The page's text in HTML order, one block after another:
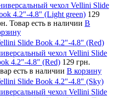
чехол Vellini Slide
4.2"-4.8" (Light green) 129
Товар есть в наличии В
Slide Book 4.2"-4.8" (Red)
чехол Vellini Slide
4.2"-4.8" (Red) 129 грн.
есть в наличии В корзину
Slide Book 4.2"-4.8" (Sky)
чехол Vellini Slide